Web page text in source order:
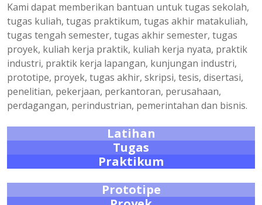
Kami dapat memberikan bantuan untuk tugas sekolah,
tugas kuliah, tugas praktikum, tugas akhir matakuliah,
tugas tengah semester, tugas akhir semester, tugas
proyek, kuliah kerja praktik, kuliah kerja nyata, praktik
industri, praktik kerja lapangan, kunjungan industri,
prototipe, proyek, tugas akhir, skripsi, tesis, disertasi,
penelitian, pekerjaan, perkantoran, perusahaan,
perdagangan, perindustrian, pemerintahan dan bisnis.
Latihan
Tugas
Praktikum
Prototipe